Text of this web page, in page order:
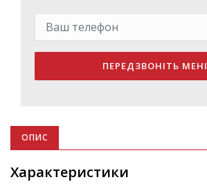
ПЕРЕДЗВОНІТЬ МЕНІ
ОПИС
Характеристики